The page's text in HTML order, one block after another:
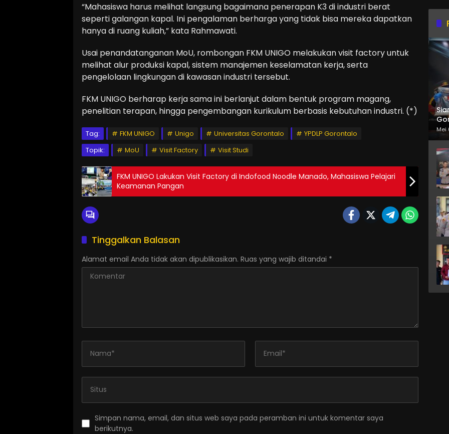
“Mahasiswa harus melihat langsung bagaimana penerapan K3 di industri berat
seperti galangan kapal. Ini pengalaman berharga yang tidak bisa mereka dapatkan
hanya di ruang kuliah,” kata Rahmawati.
Usai penandatanganan MoU, rombongan FKM UNIGO melakukan visit factory untuk
melihat alur produksi kapal, sistem manajemen keselamatan kerja, serta
pengelolaan lingkungan di kawasan industri tersebut.
FKM UNIGO berharap kerja sama ini berlanjut dalam bentuk program magang,
penelitian terapan, hingga pengembangan kurikulum berbasis kebutuhan industri. (*)
Tag: FKM UNIGO Unigo Universitas Gorontalo
YPDLP Gorontalo
Topik:
MoU Visit Factory Visit Studi
FKM UNIGO Lakukan Visit Factory di Indofood Noodle Manado, Mahasiswa Pelajari
Keamanan Pangan
Tinggalkan Balasan
Alamat email Anda tidak akan dipublikasikan. Ruas yang wajib ditandai *
Simpan nama, email, dan situs web saya pada peramban ini untuk komentar saya
berikutnya.
Mei